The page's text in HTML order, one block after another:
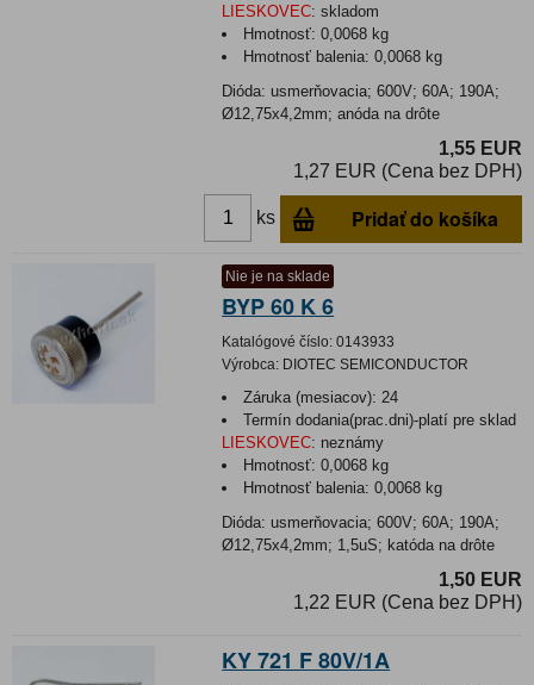
LIESKOVEC: skladom
Hmotnosť:0,0068 kg
Hmotnosť balenia:0,0068 kg
Dióda: usmerňovacia; 600V; 60A; 190A;
Ø12,75x4,2mm; anóda na drôte
1,55 EUR
1,27 EUR (Cena bez DPH)
ks Pridať do košíka
Nie je na sklade
BYP 60 K 6
Katalógové číslo: 0143933
Výrobca: DIOTEC SEMICONDUCTOR
Záruka (mesiacov): 24
Termín dodania(prac.dni)-platí pre sklad
LIESKOVEC: neznámy
Hmotnosť:0,0068 kg
Hmotnosť balenia:0,0068 kg
Dióda: usmerňovacia; 600V; 60A; 190A;
Ø12,75x4,2mm; 1,5uS; katóda na drôte
1,50 EUR
1,22 EUR (Cena bez DPH)
KY 721 F 80V/1A